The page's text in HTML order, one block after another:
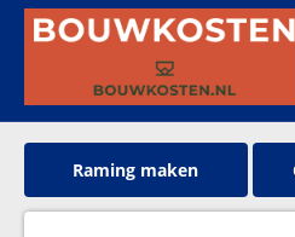
Raming maken